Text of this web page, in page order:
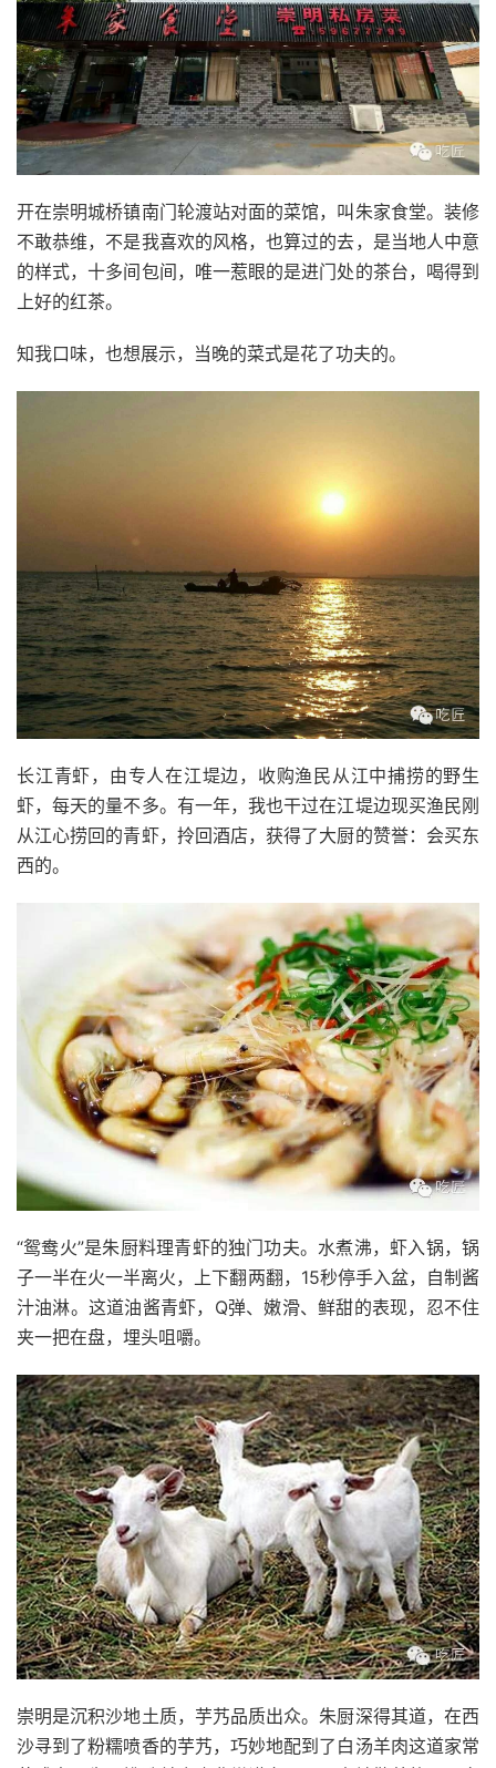
开在崇明城桥镇南门轮渡站对面的菜馆，叫朱家食堂。装修
不敢恭维，不是我喜欢的风格，也算过的去，是当地人中意
的样式，十多间包间，唯一惹眼的是进门处的茶台，喝得到
上好的红茶。
知我口味，也想展示，当晚的菜式是花了功夫的。
长江青虾，由专人在江堤边，收购渔民从江中捕捞的野生
虾，每天的量不多。有一年，我也干过在江堤边现买渔民刚
从江心捞回的青虾，拎回酒店，获得了大厨的赞誉：会买东
西的。
“鸳鸯火”是朱厨料理青虾的独门功夫。水煮沸，虾入锅，锅
子一半在火一半离火，上下翻两翻，15秒停手入盆，自制酱
汁油淋。这道油酱青虾，Q弹、嫩滑、鲜甜的表现，忍不住
夹一把在盘，埋头咀嚼。
崇明是沉积沙地土质，芋艿品质出众。朱厨深得其道，在西
沙寻到了粉糯喷香的芋艿，巧妙地配到了白汤羊肉这道家常